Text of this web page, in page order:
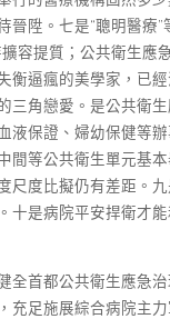
晉陞。七是“聰明醫療”
擴容提質；公共衛生應
衡逼瘋的美學家，已
三角戀愛。是公共衛
液保證、婦幼保健等
間等公共衛生單元基
尺度比擬仍有差距。
十是病院平安捍衛才能
首都公共衛生應急治
充足施展綜合病院主